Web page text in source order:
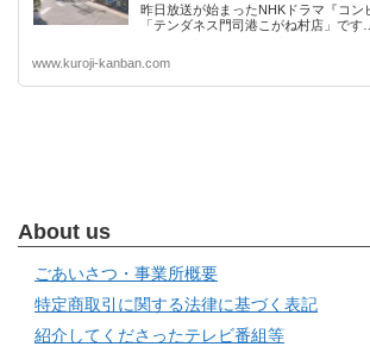
昨日放送が始まったNHKドラマ『コン
「テンダネス門司港こがね村店」です…
www.kuroji-kanban.com
About us
ごあいさつ・事業所概要
特定商取引に関する法律に基づく表記
紹介してくださったテレビ番組等